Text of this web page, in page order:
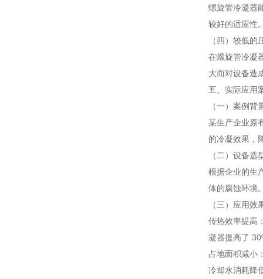
螺旋管冷凝器
较好的适应性
（四）较低的
在螺旋管冷凝
大而对设备造
五、实际应用
（一）案例背
某生产企业原
的冷凝效果，
（二）设备选
根据企业的生
体的腐蚀环境
（三）应用效
传热效率提高
凝器提高了
占地面积减小
冷却水消耗降